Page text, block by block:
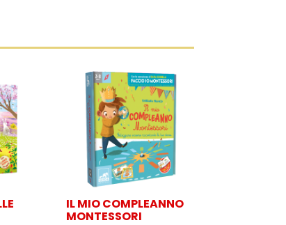
IL MIO COMPLEANNO
MONTESSORI